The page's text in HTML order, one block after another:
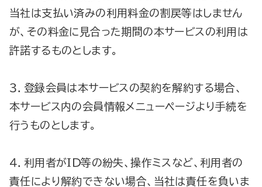
当社は支払い済みの利用料金の割戻等はしません
が、その料金に見合った期間の本サービスの利用は
許諾するものとします。
３．登録会員は本サービスの契約を解約する場合、
本サービス内の会員情報メニューページより手続を
行うものとします。
４．利用者がＩＤ等の紛失、操作ミスなど、利用者の
責任により解約できない場合、当社は責任を負いま